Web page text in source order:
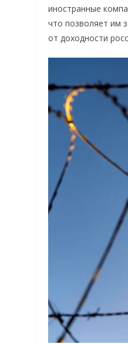
иностранные
что позволяет им
от доходности